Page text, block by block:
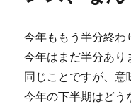
今年ももう半分終わ
今年はまだ半分あり
同じことですが、意
今年の下半期はどう